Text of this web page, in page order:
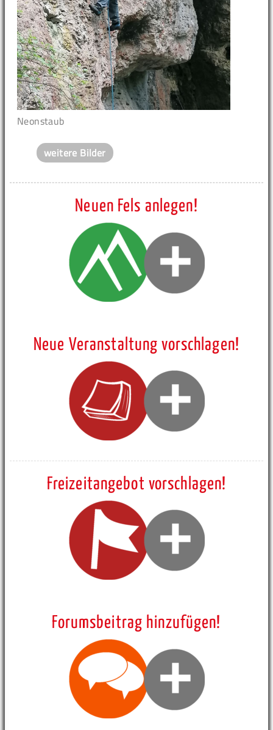
Neonstaub
weitere Bilder
Neuen Fels anlegen!
Neue Veranstaltung vorschlagen!
Freizeitangebot vorschlagen!
Forumsbeitrag hinzufügen!